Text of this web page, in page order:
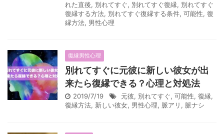
れた直後, 別れてすぐ, 別れてすぐ復縁, 別れてすぐ
復縁する方法, 別れてすぐ復縁する条件, 可能性, 復
縁方法, 男性心理
復縁男性心理
別れてすぐに元彼に新しい彼女が出
来たら復縁できる？心理と対処法
2019/7/19 元彼, 別れてすぐ, 可能性, 復縁,
復縁方法, 新しい彼女, 男性心理, 脈アリ , 脈ナシ